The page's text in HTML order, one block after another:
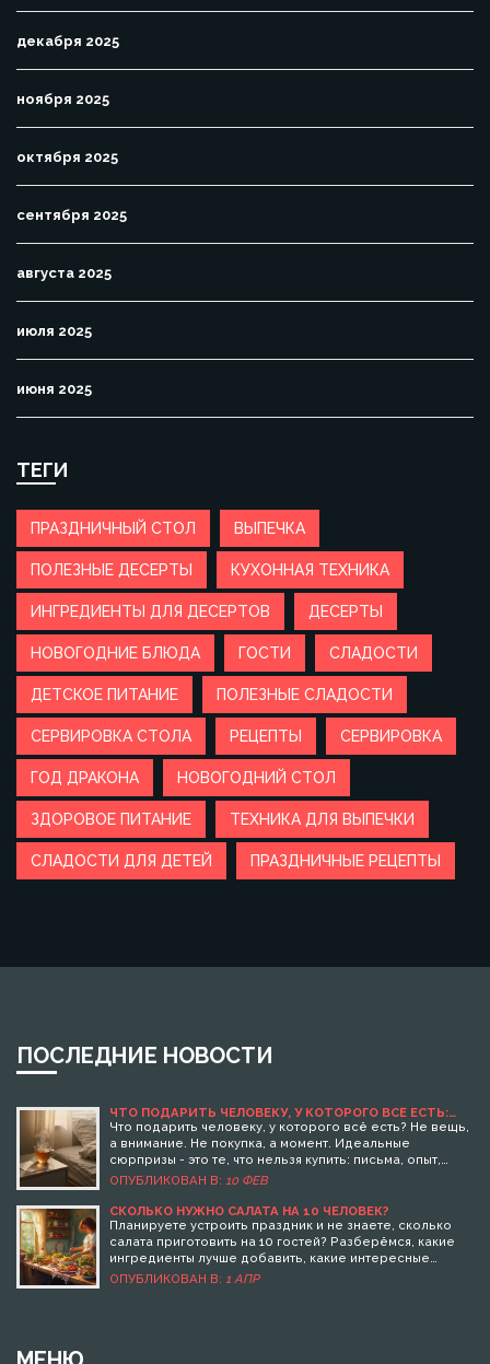
декабря 2025
ноября 2025
октября 2025
сентября 2025
августа 2025
июля 2025
июня 2025
ТЕГИ
ПРАЗДНИЧНЫЙ СТОЛ ВЫПЕЧКА
ПОЛЕЗНЫЕ ДЕСЕРТЫ КУХОННАЯ ТЕХНИКА
ИНГРЕДИЕНТЫ ДЛЯ ДЕСЕРТОВ ДЕСЕРТЫ
НОВОГОДНИЕ БЛЮДА ГОСТИ СЛАДОСТИ
ДЕТСКОЕ ПИТАНИЕ ПОЛЕЗНЫЕ СЛАДОСТИ
СЕРВИРОВКА СТОЛА РЕЦЕПТЫ СЕРВИРОВКА
ГОД ДРАКОНА НОВОГОДНИЙ СТОЛ
ЗДОРОВОЕ ПИТАНИЕ ТЕХНИКА ДЛЯ ВЫПЕЧКИ
СЛАДОСТИ ДЛЯ ДЕТЕЙ ПРАЗДНИЧНЫЕ РЕЦЕПТЫ
ПОСЛЕДНИЕ НОВОСТИ
ЧТО ПОДАРИТЬ ЧЕЛОВЕКУ, У КОТОРОГО ВСЁ ЕСТЬ:
ИДЕАЛЬНЫЕ СЮРПРИЗЫ БЕЗ ДЕНЕГ
Что подарить человеку, у которого всё есть? Не вещь,
а внимание. Не покупка, а момент. Идеальные
сюрпризы - это те, что нельзя купить: письма, опыт,
время и искренние слова. Вот как сделать подарок,
ОПУБЛИКОВАН В: 10 ФЕВ
СКОЛЬКО НУЖНО САЛАТА НА 10 ЧЕЛОВЕК?
Планируете устроить праздник и не знаете, сколько
салата приготовить на 10 гостей? Разберёмся, какие
ингредиенты лучше добавить, какие интересные
варианты подходят для застолья и на что стоит
ОПУБЛИКОВАН В: 1 АПР